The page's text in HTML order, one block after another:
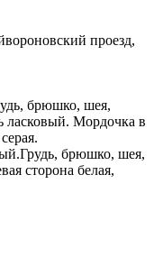
проезд,
брюшко, шея,
ласковый. Мордочка в
брюшко, шея,
сторона белая,